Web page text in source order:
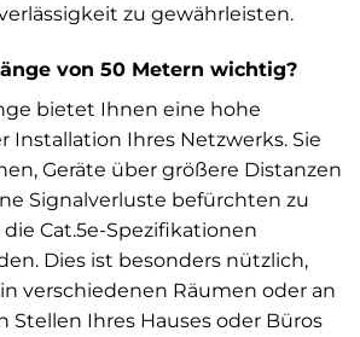
zu gewährleisten.
von 50 Metern wichtig?
bietet Ihnen eine hohe
Installation Ihres Netzwerks. Sie
Geräte über größere Distanzen
Signalverluste befürchten zu
Cat.5e-Spezifikationen
Dies ist besonders nützlich,
verschiedenen Räumen oder an
Ihres Hauses oder Büros